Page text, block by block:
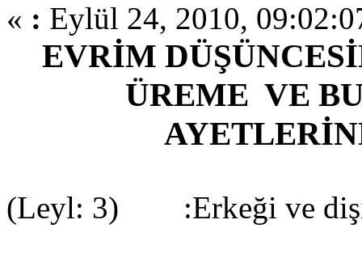
« : Eylül 24, 2010,
EVRİM
ÜREME VE
(Leyl: 3) :Erkeği ve